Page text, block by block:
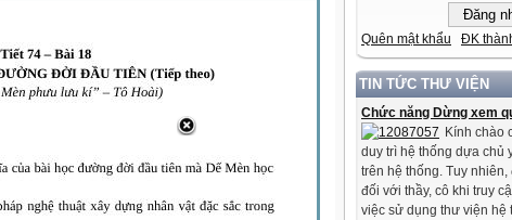
Quên mật khẩu ĐK
TIN TỨC THƯ VIỆN
Chức năng Dừng xem
Kính chào
duy trì hệ thống dựa chủ
trên hệ thống. Tuy
đối với thầy, cô khi truy
việc sử dụng thư viện hệ